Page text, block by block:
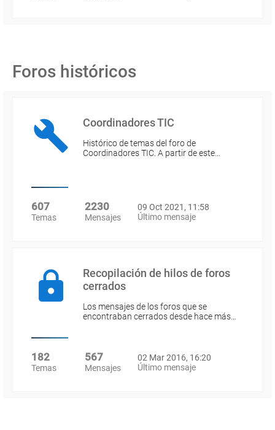
Foros históricos
Coordinadores TIC
Histórico de temas del foro de
Coordinadores TIC. A partir de este…
607
Temas
2230
Mensajes
09 Oct 2021, 11:58
Último mensaje
Recopilación de hilos de foros
cerrados
Los mensajes de los foros que se
encontraban cerrados desde hace más…
182
Temas
567
Mensajes
02 Mar 2016, 16:20
Último mensaje